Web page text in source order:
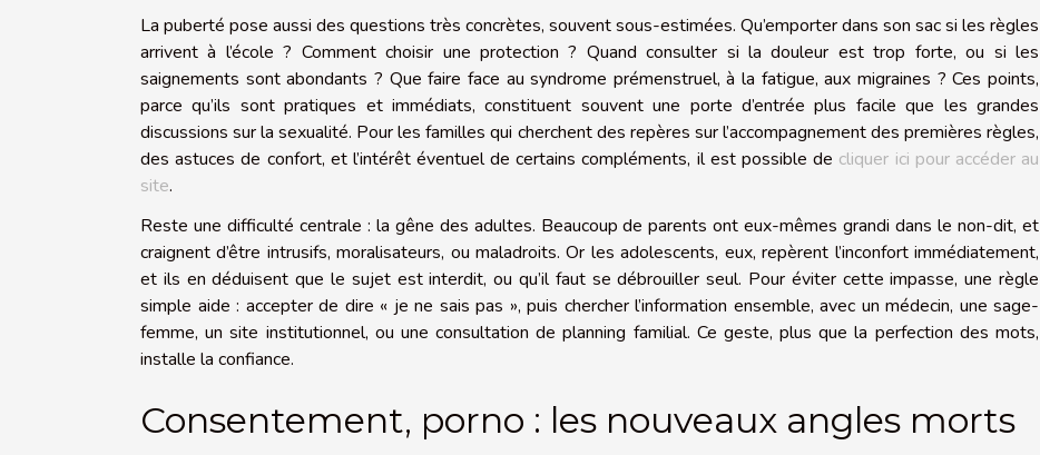
La puberté pose aussi des questions très concrètes, souvent sous-estimées. Qu’emporter dans son sac si les règles
arrivent à l’école ? Comment choisir une protection ? Quand consulter si la douleur est trop forte, ou si les
saignements sont abondants ? Que faire face au syndrome prémenstruel, à la fatigue, aux migraines ? Ces points,
parce qu’ils sont pratiques et immédiats, constituent souvent une porte d’entrée plus facile que les grandes
discussions sur la sexualité. Pour les familles qui cherchent des repères sur l’accompagnement des premières règles,
des astuces de confort, et l’intérêt éventuel de certains compléments, il est possible de cliquer ici pour accéder au
site.
Reste une difficulté centrale : la gêne des adultes. Beaucoup de parents ont eux-mêmes grandi dans le non-dit, et
craignent d’être intrusifs, moralisateurs, ou maladroits. Or les adolescents, eux, repèrent l’inconfort immédiatement,
et ils en déduisent que le sujet est interdit, ou qu’il faut se débrouiller seul. Pour éviter cette impasse, une règle
simple aide : accepter de dire « je ne sais pas », puis chercher l’information ensemble, avec un médecin, une sage-
femme, un site institutionnel, ou une consultation de planning familial. Ce geste, plus que la perfection des mots,
installe la confiance.
Consentement, porno : les nouveaux angles morts